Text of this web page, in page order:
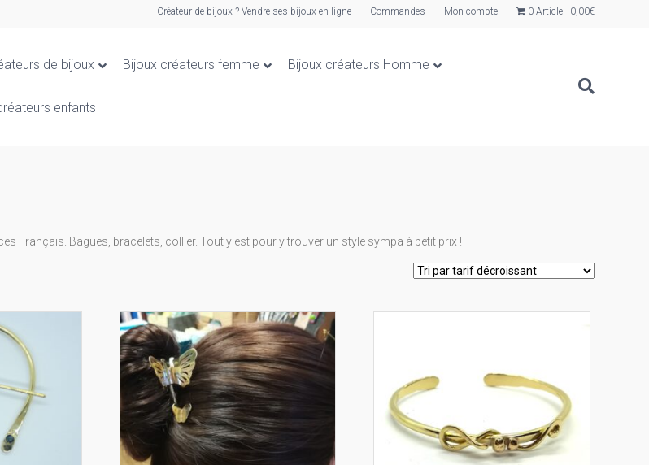
Créateur de bijoux ? Vendre ses bijoux en ligne Commandes Mon compte 0 Article 0,00€
de bijoux Bijoux créateurs femme Bijoux créateurs Homme
enfants
Français. Bagues, bracelets, collier. Tout y est pour y trouver un style sympa à petit prix !